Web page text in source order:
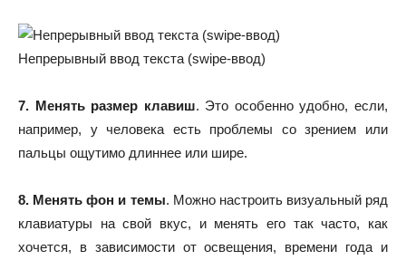
Непрерывный ввод текста (swipe-ввод)
7. Менять размер клавиш. Это особенно удобно, если,
например, у человека есть проблемы со зрением или
пальцы ощутимо длиннее или шире.
8. Менять фон и темы. Можно настроить визуальный ряд
клавиатуры на свой вкус, и менять его так часто, как
хочется, в зависимости от освещения, времени года и